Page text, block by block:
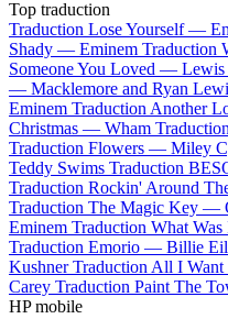
Top traduction
Traduction Lose Yourself —
Shady — Eminem Traduction
Someone You Loved — Lewis
— Macklemore and Ryan
Eminem Traduction Another
Christmas — Wham
Traduction Flowers — Miley
Teddy Swims Traduction
Traduction Rockin' Around
Traduction The Magic Key —
Eminem Traduction What
Traduction Emorio — Billie
Kushner Traduction All I
Carey Traduction Paint The
HP mobile